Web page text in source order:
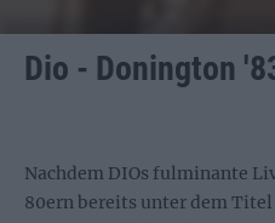
Dio - Donington
Nachdem DIOs fulminante
80ern bereits unter dem Titel